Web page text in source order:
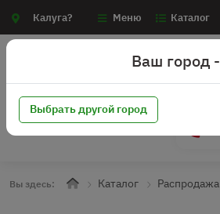
Калуга? Меню Каталог
Вы здесь: Каталог Распродажа
Ваш город -
Выбрать другой город